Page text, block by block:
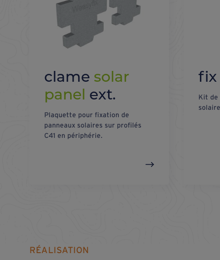
clame solar
panel ext.
Plaquette pour fixation de
panneaux solaires sur profilés
C41 en périphérie.
fix
Kit de
RÉALISATION